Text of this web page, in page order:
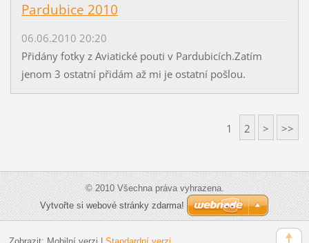
Pardubice 2010
06.06.2010 20:20
Přidány fotky z Aviatické pouti v Pardubicích.Zatím
jenom 3 ostatní přidám až mi je ostatní pošlou.
1 2 > >>
© 2010 Všechna práva vyhrazena.
Vytvořte si webové stránky zdarma!